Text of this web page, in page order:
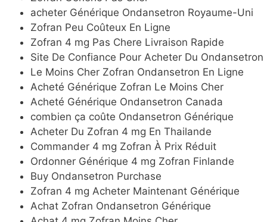
acheter Générique Ondansetron Royaume-Uni
Zofran Peu Coûteux En Ligne
Zofran 4 mg Pas Chere Livraison Rapide
Site De Confiance Pour Acheter Du Ondansetron
Le Moins Cher Zofran Ondansetron En Ligne
Acheté Générique Zofran Le Moins Cher
Acheté Générique Ondansetron Canada
combien ça coûte Ondansetron Générique
Acheter Du Zofran 4 mg En Thailande
Commander 4 mg Zofran À Prix Réduit
Ordonner Générique 4 mg Zofran Finlande
Buy Ondansetron Purchase
Zofran 4 mg Acheter Maintenant Générique
Achat Zofran Ondansetron Générique